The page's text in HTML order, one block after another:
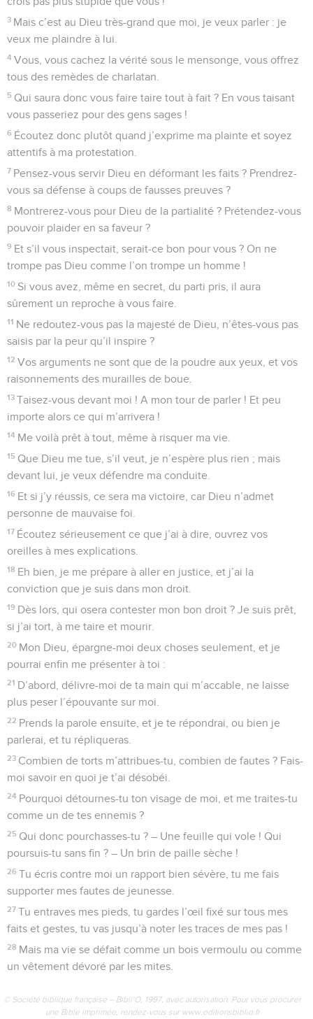
3 Mais c’est au Dieu très-grand que moi, je veux parler : je
veux me plaindre à lui.
4 Vous, vous cachez la vérité sous le mensonge, vous offrez
tous des remèdes de charlatan.
5 Qui saura donc vous faire taire tout à fait ? En vous taisant
vous passeriez pour des gens sages !
6 Écoutez donc plutôt quand j’exprime ma plainte et soyez
attentifs à ma protestation.
7 Pensez-vous servir Dieu en déformant les faits ? Prendrez-
vous sa défense à coups de fausses preuves ?
8 Montrerez-vous pour Dieu de la partialité ? Prétendez-vous
pouvoir plaider en sa faveur ?
9 Et s’il vous inspectait, serait-ce bon pour vous ? On ne
trompe pas Dieu comme l’on trompe un homme !
10 Si vous avez, même en secret, du parti pris, il aura
sûrement un reproche à vous faire.
11 Ne redoutez-vous pas la majesté de Dieu, n’êtes-vous pas
saisis par la peur qu’il inspire ?
12 Vos arguments ne sont que de la poudre aux yeux, et vos
raisonnements des murailles de boue.
13 Taisez-vous devant moi ! A mon tour de parler ! Et peu
importe alors ce qui m’arrivera !
14 Me voilà prêt à tout, même à risquer ma vie.
15 Que Dieu me tue, s’il veut, je n’espère plus rien ; mais
devant lui, je veux défendre ma conduite.
16 Et si j’y réussis, ce sera ma victoire, car Dieu n’admet
personne de mauvaise foi.
17 Écoutez sérieusement ce que j’ai à dire, ouvrez vos
oreilles à mes explications.
18 Eh bien, je me prépare à aller en justice, et j’ai la
conviction que je suis dans mon droit.
19 Dès lors, qui osera contester mon bon droit ? Je suis prêt,
si j’ai tort, à me taire et mourir.
20 Mon Dieu, épargne-moi deux choses seulement, et je
pourrai enfin me présenter à toi :
21 D’abord, délivre-moi de ta main qui m’accable, ne laisse
plus peser l’épouvante sur moi.
22 Prends la parole ensuite, et je te répondrai, ou bien je
parlerai, et tu répliqueras.
23 Combien de torts m’attribues-tu, combien de fautes ? Fais-
moi savoir en quoi je t’ai désobéi.
24 Pourquoi détournes-tu ton visage de moi, et me traites-tu
comme un de tes ennemis ?
25 Qui donc pourchasses-tu ? – Une feuille qui vole ! Qui
poursuis-tu sans fin ? – Un brin de paille sèche !
26 Tu écris contre moi un rapport bien sévère, tu me fais
supporter mes fautes de jeunesse.
27 Tu entraves mes pieds, tu gardes l’œil fixé sur tous mes
faits et gestes, tu vas jusqu’à noter les traces de mes pas !
28 Mais ma vie se défait comme un bois vermoulu ou comme
un vêtement dévoré par les mites.
© Société biblique française – Bibli’O, 1997, avec autorisation. Pour vous procurer
une Bible imprimée, rendez-vous sur www.editionsbiblio.fr